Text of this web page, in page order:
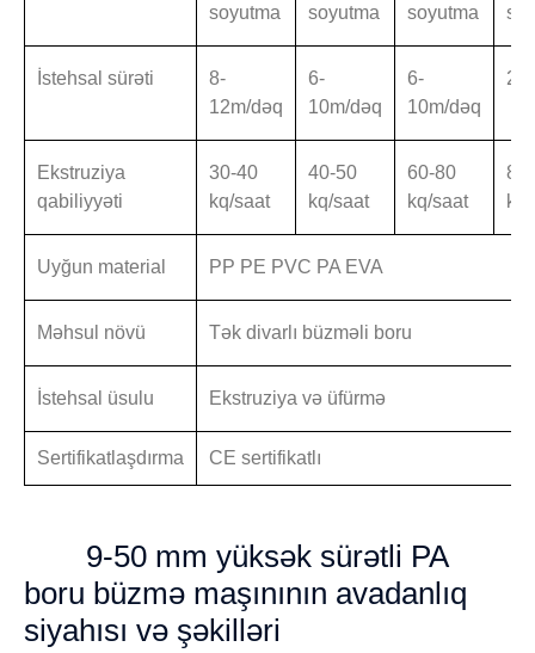
soyutma
soyutma
soyutma
İstehsal sürəti
8-
12m/dəq
6-
10m/dəq
6-
10m/dəq
Ekstruziya
qabiliyyəti
30-40
kq/saat
40-50
kq/saat
60-80
kq/saat
Uyğun material PP PE PVC PA EVA
Məhsul növü Tək divarlı büzməli boru
İstehsal üsulu Ekstruziya və üfürmə
Sertifikatlaşdırma CE sertifikatlı
9-50 mm yüksək sürətli PA
boru büzmə maşınının avadanlıq
siyahısı və şəkilləri